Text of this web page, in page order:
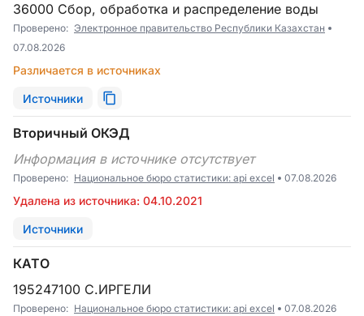
36000 Сбор, обработка и распределение воды
Проверено: Электронное правительство Республики Казахстан
07.08.2026
Различается в источниках
Источники
Вторичный ОКЭД
Информация в источнике отсутствует
Проверено: Национальное бюро статистики: api excel 07.08.2026
Удалена из источника: 04.10.2021
Источники
КАТО
195247100 С.ИРГЕЛИ
Проверено: Национальное бюро статистики: api excel 07.08.2026